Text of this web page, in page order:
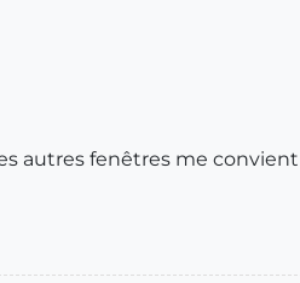
autres fenêtres me